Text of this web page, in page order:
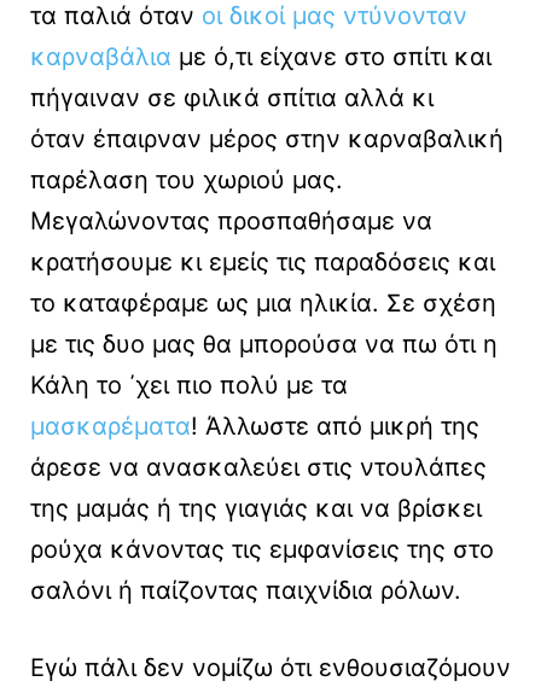
τα παλιά όταν οι δικοί μας ντύνονταν
καρναβάλια με ό,τι είχανε στο σπίτι και
πήγαιναν σε φιλικά σπίτια αλλά κι
όταν έπαιρναν μέρος στην καρναβαλική
παρέλαση του χωριού μας.
Μεγαλώνοντας προσπαθήσαμε να
κρατήσουμε κι εμείς τις παραδόσεις και
το καταφέραμε ως μια ηλικία. Σε σχέση
με τις δυο μας θα μπορούσα να πω ότι η
Κάλη το ΄χει πιο πολύ με τα
μασκαρέματα! Άλλωστε από μικρή της
άρεσε να ανασκαλεύει στις ντουλάπες
της μαμάς ή της γιαγιάς και να βρίσκει
ρούχα κάνοντας τις εμφανίσεις της στο
σαλόνι ή παίζοντας παιχνίδια ρόλων.
Εγώ πάλι δεν νομίζω ότι ενθουσιαζόμουν